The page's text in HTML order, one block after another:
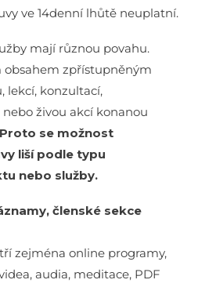
ve 14denní lhůtě neuplatní.
mají různou povahu.
zpřístupněným
lekcí, konzultací,
živou akcí konanou
Proto se možnost
liší podle typu
nebo služby.
členské sekce
zejména online programy,
audia, meditace, PDF